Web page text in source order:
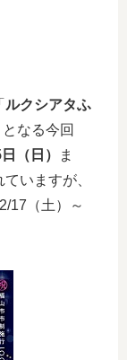
ルクシアタふ
なる今回
（日）
ま
いますが、
17（土）～